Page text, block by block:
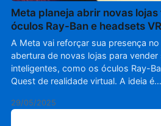
Meta planeja abrir novas
óculos Ray-Ban e headsets VR
A Meta vai reforçar sua presença
abertura de novas lojas para
inteligentes, como os óculos Ray-
Quest de realidade virtual. A ideia é…
29/05/2025